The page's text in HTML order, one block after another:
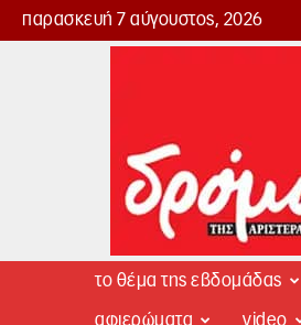
παρασκευή 7 αύγουστος, 2026
Δρόμος
το θέμα της εβδομάδας
αφιερώματα video